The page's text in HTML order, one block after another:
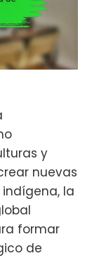
y
nuevas
indígena, la
formar
de